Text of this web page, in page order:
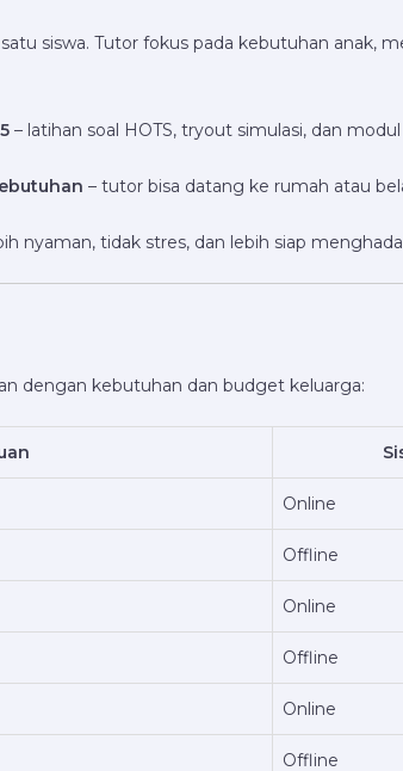
siswa. Tutor fokus pada kebutuhan anak,
– latihan soal HOTS, tryout simulasi, dan
– tutor bisa datang ke rumah atau
nyaman, tidak stres, dan lebih siap
dengan kebutuhan dan budget keluarga:
Online
Offline
Online
Offline
Online
Offline